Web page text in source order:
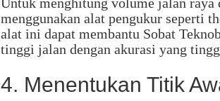
menggunakan alat pengukur seperti
alat ini dapat membantu Sobat
tinggi jalan dengan akurasi yang
4. Menentukan Titik